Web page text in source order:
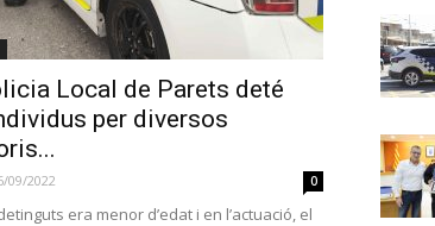
Local de Parets deté
per diversos
09/2022 0
era menor d’edat i en l’actuació, el